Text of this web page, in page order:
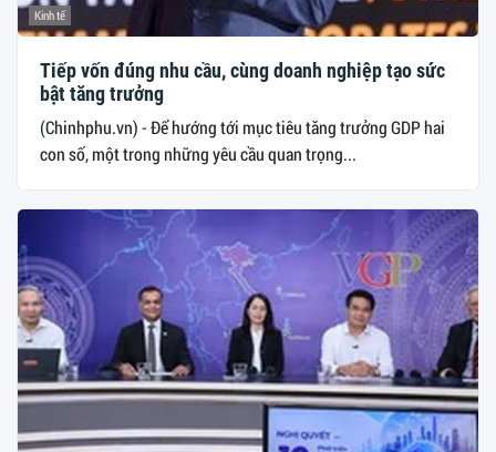
Kinh tế
Tiếp vốn đúng nhu cầu, cùng doanh nghiệp tạo sức
bật tăng trưởng
(Chinhphu.vn) - Để hướng tới mục tiêu tăng trưởng GDP hai
con số, một trong những yêu cầu quan trọng...